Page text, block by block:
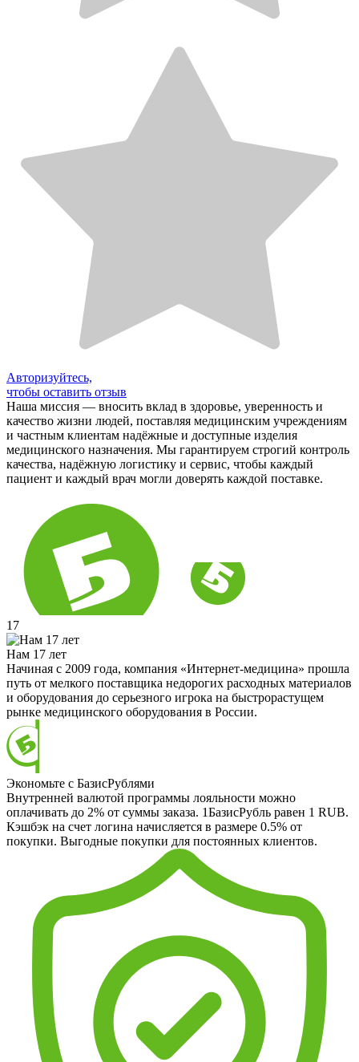
Авторизуйтесь,
чтобы оставить отзыв
Наша миссия — вносить вклад в здоровье, уверенность и
качество жизни людей, поставляя медицинским учреждениям
и частным клиентам надёжные и доступные изделия
медицинского назначения. Мы гарантируем строгий контроль
качества, надёжную логистику и сервис, чтобы каждый
пациент и каждый врач могли доверять каждой поставке.
17
Нам 17 лет
Начиная с 2009 года, компания «Интернет-медицина» прошла
путь от мелкого поставщика недорогих расходных материалов
и оборудования до серьезного игрока на быстрорастущем
рынке медицинского оборудования в России.
Экономьте с БазисРублями
Внутренней валютой программы лояльности можно
оплачивать до 2% от суммы заказа. 1БазисРубль равен 1 RUB.
Кэшбэк на счет логина начисляется в размере 0.5% от
покупки. Выгодные покупки для постоянных клиентов.